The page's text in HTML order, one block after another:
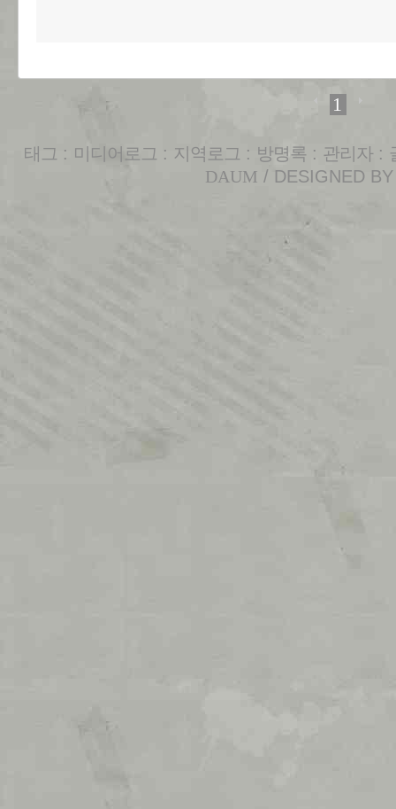
1
태그 : 미디어로그 : 지역로그 : 방명록 : 관리자 :
DAUM / DESIGNED